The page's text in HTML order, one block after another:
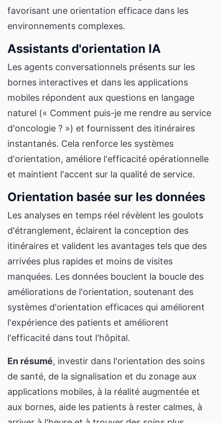
favorisant une orientation efficace dans les
environnements complexes.
Assistants d'orientation IA
Les agents conversationnels présents sur les
bornes interactives et dans les applications
mobiles répondent aux questions en langage
naturel (« Comment puis-je me rendre au service
d'oncologie ? ») et fournissent des itinéraires
instantanés. Cela renforce les systèmes
d'orientation, améliore l'efficacité opérationnelle
et maintient l'accent sur la qualité de service.
Orientation basée sur les données
Les analyses en temps réel révèlent les goulots
d'étranglement, éclairent la conception des
itinéraires et valident les avantages tels que des
arrivées plus rapides et moins de visites
manquées. Les données bouclent la boucle des
améliorations de l'orientation, soutenant des
systèmes d'orientation efficaces qui améliorent
l'expérience des patients et améliorent
l'efficacité dans tout l'hôpital.
En résumé, investir dans l'orientation des soins
de santé, de la signalisation et du zonage aux
applications mobiles, à la réalité augmentée et
aux bornes, aide les patients à rester calmes, à